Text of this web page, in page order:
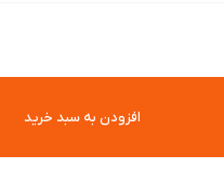
افزودن به سبد خرید